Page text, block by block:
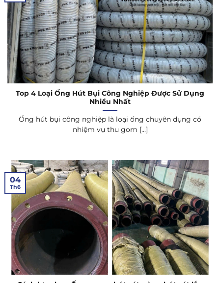
Top 4 Loại Ống Hút Bụi Công Nghiệp Được Sử Dụng
Nhiều Nhất
Ống hút bụi công nghiệp là loại ống chuyên dụng có
nhiệm vụ thu gom [...]
04
Th6